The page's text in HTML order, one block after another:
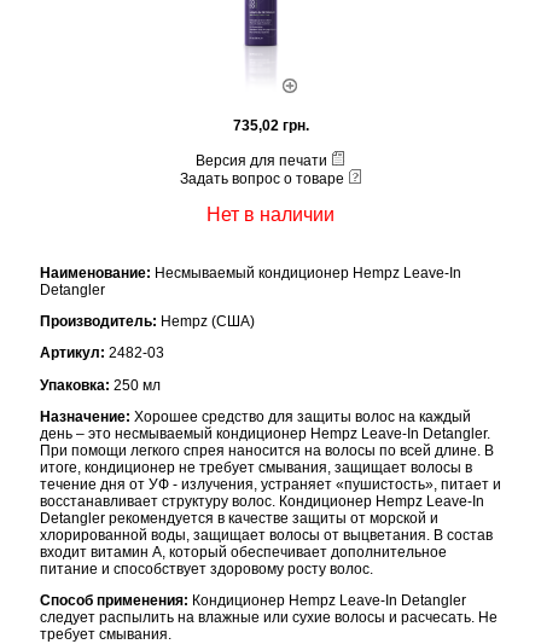
735,02 грн.
Версия для печати
Задать вопрос о товаре
Нет в наличии
Наименование: Несмываемый кондиционер Hempz Leave-In
Detangler
Производитель: Hempz (США)
Артикул: 2482-03
Упаковка: 250 мл
Назначение: Хорошее средство для защиты волос на каждый
день – это несмываемый кондиционер Hempz Leave-In Detangler.
При помощи легкого спрея наносится на волосы по всей длине. В
итоге, кондиционер не требует смывания, защищает волосы в
течение дня от УФ - излучения, устраняет «пушистость», питает и
восстанавливает структуру волос. Кондиционер Hempz Leave-In
Detangler рекомендуется в качестве защиты от морской и
хлорированной воды, защищает волосы от выцветания. В состав
входит витамин А, который обеспечивает дополнительное
питание и способствует здоровому росту волос.
Способ применения: Кондиционер Hempz Leave-In Detangler
следует распылить на влажные или сухие волосы и расчесать. Не
требует смывания.